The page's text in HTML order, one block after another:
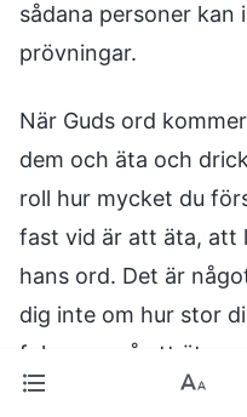
sådana personer
prövningar.
När Guds ord
dem och äta och
roll hur mycket du
fast vid är att äta, att
hans ord. Det är
dig inte om hur stor
fokusera på att äta
vad människan